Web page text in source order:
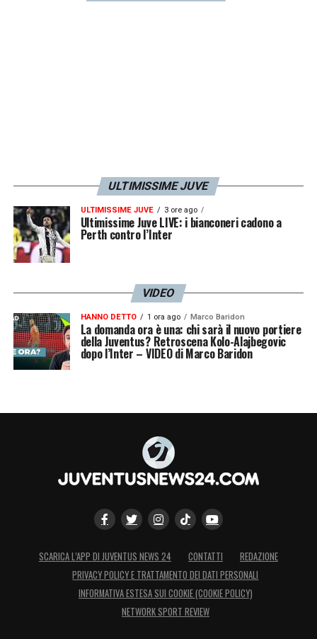
ULTIMISSIME JUVE
ULTIMISSIME JUVE 3 ore ago
Ultimissime Juve LIVE: i bianconeri cadono a
Perth contro l’Inter
VIDEO
HANNO DETTO 1 ora ago Marco Baridon
La domanda ora è una: chi sarà il nuovo portiere
della Juventus? Retroscena Kolo-Alajbegovic
dopo l’Inter – VIDEO di Marco Baridon
SCARICA L’APP DI JUVENTUS NEWS 24 CONTATTI
REDAZIONE
PRIVACY POLICY E TRATTAMENTO DEI DATI PERSONALI
INFORMATIVA ESTESA SUI COOKIE (COOKIE POLICY)
NETWORK SPORT REVIEW